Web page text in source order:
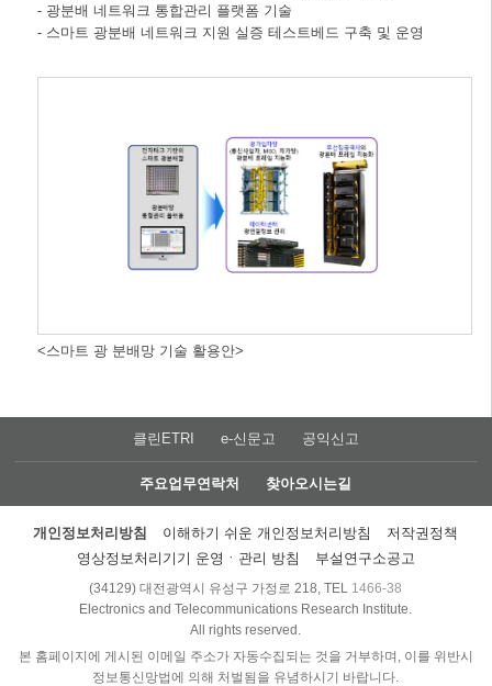
- 광분배 네트워크 통합관리 플랫폼 기술
- 스마트 광분배 네트워크 지원 실증 테스트베드 구축 및 운영
<스마트 광 분배망 기술 활용안>
클린ETRI e-신문고 공익신고
주요업무연락처 찾아오시는길
개인정보처리방침 이해하기 쉬운 개인정보처리방침
저작권정책
영상정보처리기기 운영ㆍ관리 방침
부설연구소공고
(34129) 대전광역시 유성구 가정로 218, TEL 1466-38
Electronics and Telecommunications Research Institute.
All rights reserved.
본 홈페이지에 게시된 이메일 주소가 자동수집되는 것을 거부하며, 이를 위반시
정보통신망법에 의해 처벌됨을 유념하시기 바랍니다.